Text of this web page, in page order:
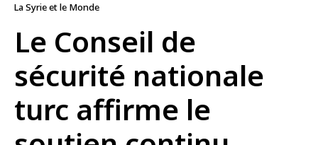
La Syrie et le Monde
Le Conseil de
sécurité nationale
turc affirme le